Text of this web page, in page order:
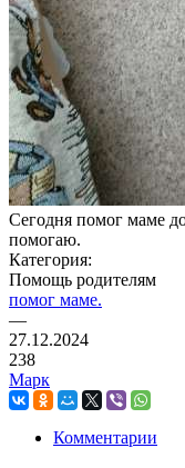
Сегодня помог маме
помогаю.
Категория:
Помощь родителям
помог маме.
—
27.12.2024
238
Марк
Комментарии